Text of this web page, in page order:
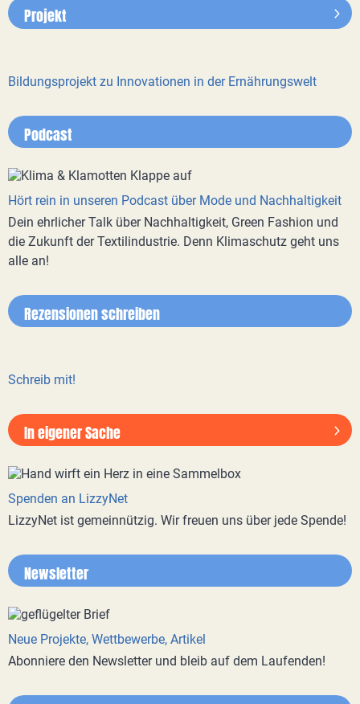
Projekt
Bildungsprojekt zu Innovationen in der Ernährungswelt
Podcast
Hört rein in unseren Podcast über Mode und Nachhaltigkeit
Dein ehrlicher Talk über Nachhaltigkeit, Green Fashion und
die Zukunft der Textilindustrie. Denn Klimaschutz geht uns
alle an!
Rezensionen schreiben
Schreib mit!
In eigener Sache
Spenden an LizzyNet
LizzyNet ist gemeinnützig. Wir freuen uns über jede Spende!
Newsletter
Neue Projekte, Wettbewerbe, Artikel
Abonniere den Newsletter und bleib auf dem Laufenden!